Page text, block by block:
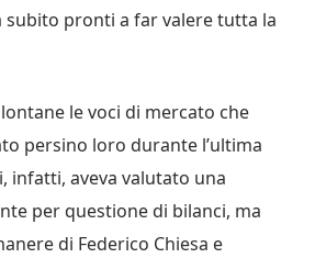
subito pronti a far valere tutta la
le voci di mercato che
persino loro durante l’ultima
infatti, aveva valutato una
per questione di bilanci, ma
di Federico Chiesa e